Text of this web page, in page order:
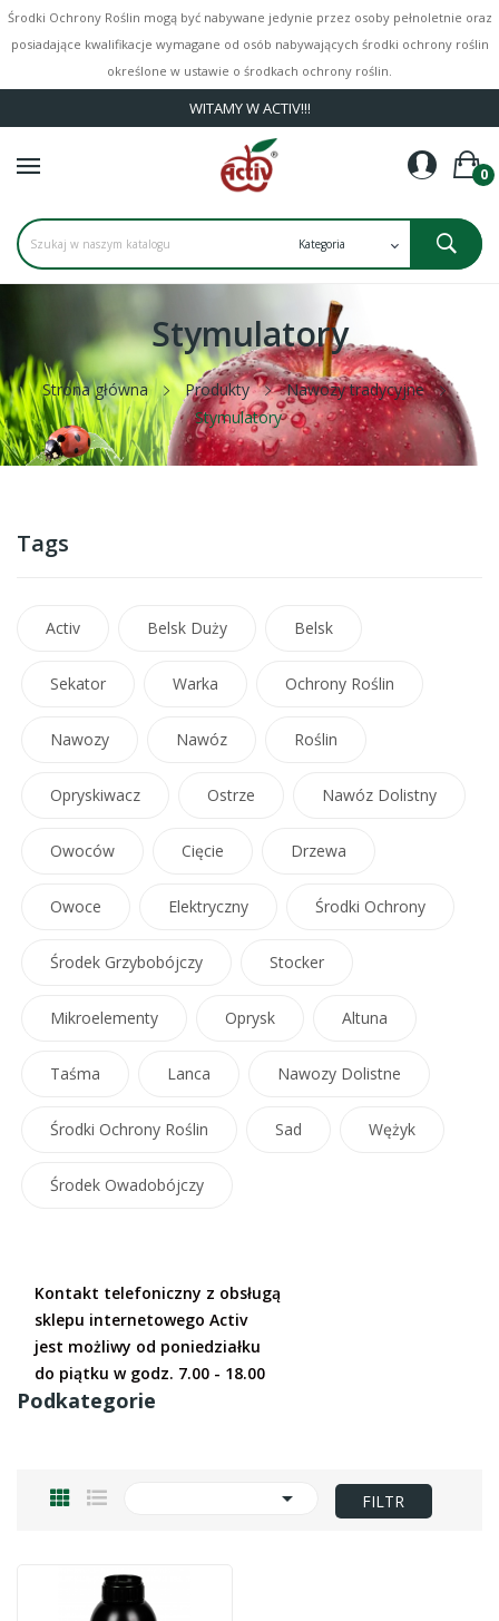
Środki Ochrony Roślin mogą być nabywane jedynie przez osoby pełnoletnie oraz
posiadające kwalifikacje wymagane od osób nabywających środki ochrony roślin
określone w ustawie o środkach ochrony roślin.
WITAMY W ACTIV!!!
0
Stymulatory
Strona główna Produkty
Nawozy tradycyjne
Stymulatory
Tags
Activ Belsk Duży Belsk
Sekator Warka Ochrony Roślin
Nawozy Nawóz Roślin
Opryskiwacz Ostrze Nawóz Dolistny
Owoców Cięcie Drzewa
Owoce Elektryczny Środki Ochrony
Środek Grzybobójczy Stocker
Mikroelementy Oprysk Altuna
Taśma Lanca Nawozy Dolistne
Środki Ochrony Roślin Sad Wężyk
Środek Owadobójczy
Kontakt telefoniczny z obsługą
sklepu internetowego Activ
jest możliwy od poniedziałku
do piątku w godz. 7.00 - 18.00
Podkategorie
 FILTR